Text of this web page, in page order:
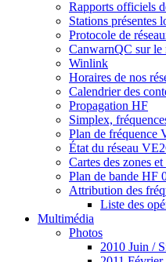
Rapports officiels
Stations présentes
Protocole de
CanwarnQC sur le
Winlink
Horaires de nos
Calendrier des
Propagation HF
Simplex,
Plan de fréquence
État du réseau
Cartes des zones
Plan de bande HF
Attribution des
Liste des
Multimédia
Photos
2010 Juin /